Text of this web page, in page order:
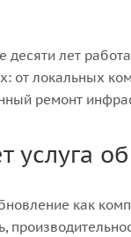
лет
от локальных
ремонт
услуга
как